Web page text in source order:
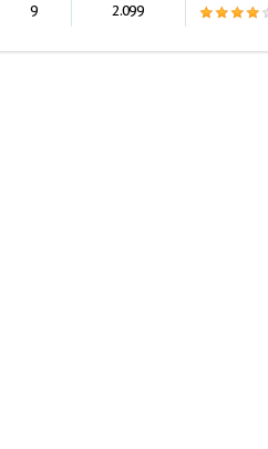
9 2.099